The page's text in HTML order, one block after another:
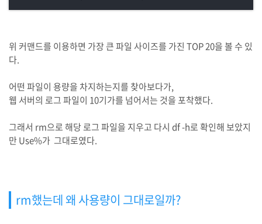
위 커맨드를 이용하면 가장 큰 파일 사이즈를 가진 TOP 20을 볼 수 있
다.
어떤 파일이 용량을 차지하는지를 찾아보다가,
웹 서버의 로그 파일이 10기가를 넘어서는 것을 포착했다.
그래서 rm으로 해당 로그 파일을 지우고 다시 df -h로 확인해 보았지
만 Use%가 그대로였다.
rm했는데 왜 사용량이 그대로일까?